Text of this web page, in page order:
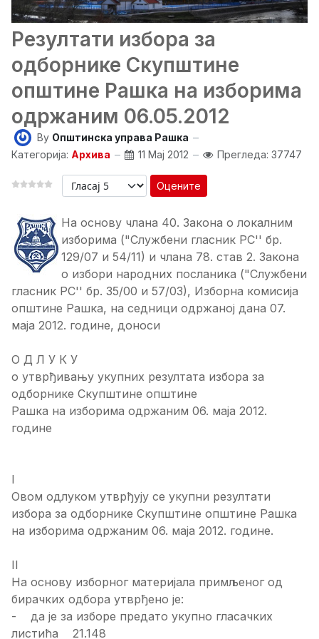
Резултати избора за
одборнике Скупштине
општине Рашка на изборима
одржаним 06.05.2012
By Општинска управа Рашка
Категорија: Архива 11 Мај 2012 Прегледа: 37747
Оцените
Ha основу члана 40. Закона о локалним
изборима ("Службени гласник РС'' бр.
129/07 и 54/11) и члана 78. став 2. Закона
о избори народних посланика ("Службени
гласник РС'' бр. 35/00 и 57/03), Изборна комисија
општине Рашка, на седници одржаној дана 07.
маја 2012. године, доноси
О Д Л У К У
о утврђивању укупних резултата избора за
одборнике Скупштине општине
Рашка на изборима одржаним 06. маја 2012.
године
I
Овом одлуком утврђују се укупни резултати
избора за одборнике Скупштине општине Рашка
на изборима одржаним 06. маја 2012. године.
II
На основу изборног материјала примљеног од
бирачких одбора утврђено је:
- да је за изборе предато укупно гласачких
листића 21.148